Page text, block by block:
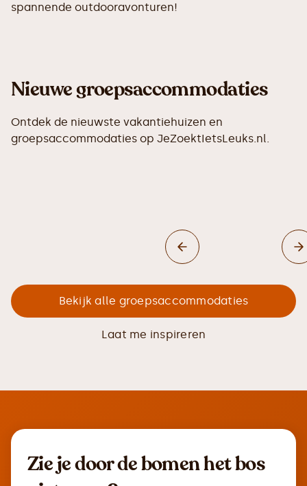
spannende outdooravonturen!
Nieuwe groepsaccommodaties
Ontdek de nieuwste vakantiehuizen en
groepsaccommodaties op JeZoektIetsLeuks.nl.
Bekijk alle groepsaccommodaties
Laat me inspireren
Zie je door de bomen het bos